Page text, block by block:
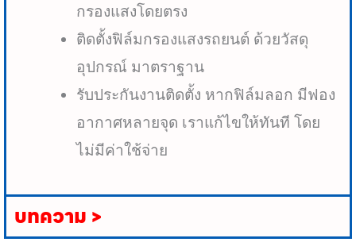
กรองแสงโดยตรง
ติดตั้งฟิล์มกรองแสงรถยนต์ ด้วยวัสดุ
อุปกรณ์ มาตราฐาน
รับประกันงานติดตั้ง หากฟิล์มลอก มีฟอง
อากาศหลายจุด เราแก้ไขให้ทันที โดย
ไม่มีค่าใช้จ่าย
บทความ >